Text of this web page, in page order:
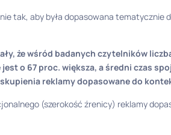
tak, aby była dopasowana
że wśród badanych czytelników
o 67 proc. większa, a średni czas
reklamy dopasowane do
(szerokość źrenicy) reklamy